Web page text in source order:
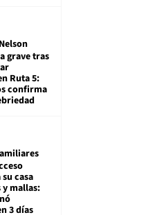
Nelson
grave tras
Ruta 5:
confirma
casa
mallas:
3 días